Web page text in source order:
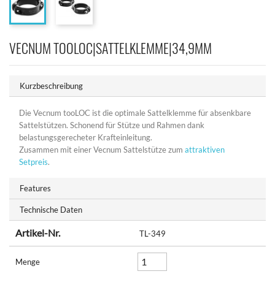
VECNUM TOOLOC|SATTELKLEMME|34,9MM
Kurzbeschreibung
Die Vecnum tooLOC ist die optimale Sattelklemme für absenkbare
Sattelstützen. Schonend für Stütze und Rahmen dank
belastungsgerecheter Krafteinleitung.
Zusammen mit einer Vecnum Sattelstütze zum attraktiven
Setpreis.
Features
Technische Daten
Artikel-Nr. TL-349
Menge